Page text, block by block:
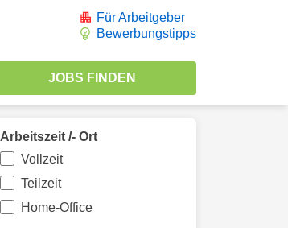
Für Arbeitgeber
Bewerbungstipps
Arbeitszeit /- Ort
Vollzeit
Teilzeit
Home-Office